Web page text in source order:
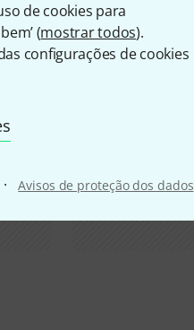
de cookies para
(mostrar todos).
configurações de cookies
· Avisos de proteção dos dados